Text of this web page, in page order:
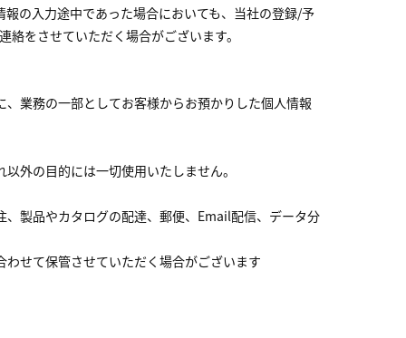
の入力途中であった場合においても、当社の登録/予
をさせていただく場合がございます。
業務の一部としてお客様からお預かりした個人情報
外の目的には一切使用いたしません。
製品やカタログの配達、郵便、Email配信、データ分
せて保管させていただく場合がございます